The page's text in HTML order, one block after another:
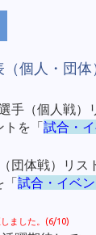
（個人・団
選手（個人戦
トを「試合・
（団体戦）リ
「試合・イベン
ました。(6/10)